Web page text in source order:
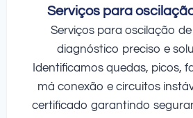
Serviços para
Serviços para oscilação
diagnóstico preciso e
Identificamos quedas, picos,
má conexão e circuitos
certificado garantindo